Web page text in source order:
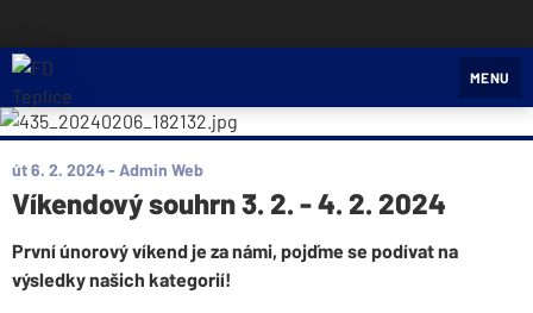
FD Teplice
MENU
út 6. 2. 2024- Admin Web
Víkendový souhrn 3. 2. - 4. 2. 2024
První únorový víkend je za námi, pojďme se podívat na
výsledky našich kategorií!